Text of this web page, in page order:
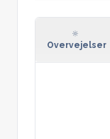
Plan:
Overvejelser